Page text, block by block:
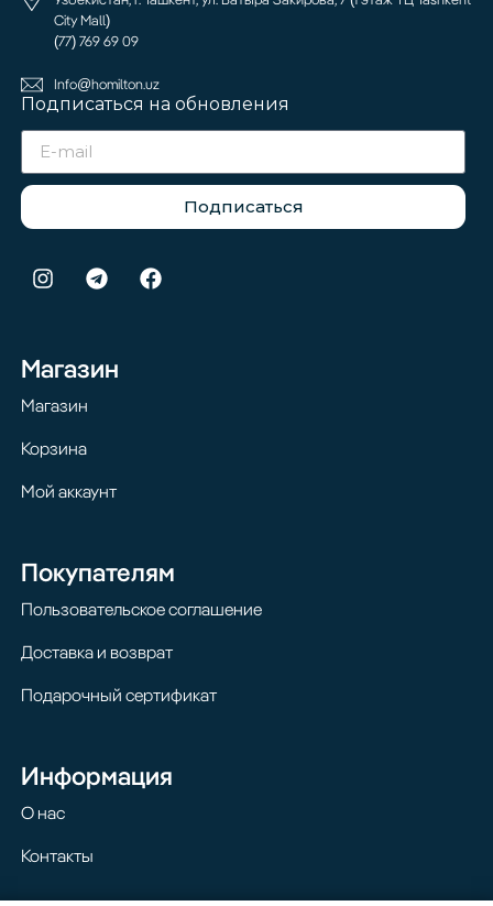
City Mall)
(77) 769 69 09
Info@homilton.uz
Подписаться на обновления
Подписаться
Магазин
Магазин
Корзина
Мой аккаунт
Покупателям
Пользовательское соглашение
Доставка и возврат
Подарочный сертификат
Информация
О нас
Контакты